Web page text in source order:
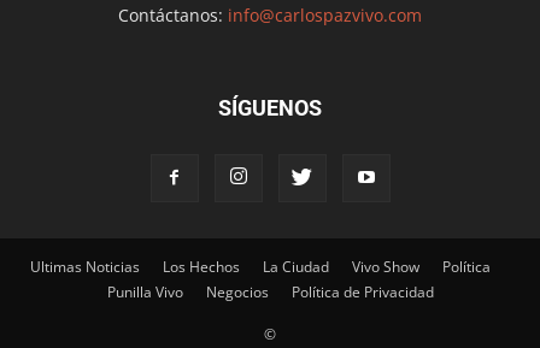
Contáctanos: info@carlospazvivo.com
SÍGUENOS
Ultimas Noticias Los Hechos La Ciudad Vivo Show
Política
Punilla Vivo
Negocios Política de Privacidad
©